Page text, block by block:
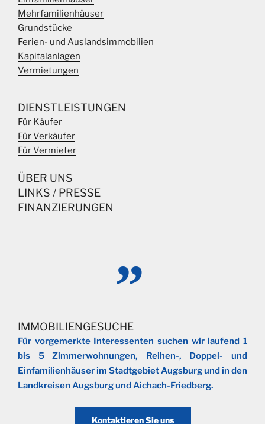
Mehrfamilienhäuser
Grundstücke
Ferien- und Auslandsimmobilien
Kapitalanlagen
Vermietungen
DIENSTLEISTUNGEN
Für Käufer
Für Verkäufer
Für Vermieter
ÜBER UNS
LINKS / PRESSE
FINANZIERUNGEN
IMMOBILIENGESUCHE
Für vorgemerkte Interessenten suchen wir laufend 1
bis 5 Zimmerwohnungen, Reihen-, Doppel- und
Einfamilienhäuser im Stadtgebiet Augsburg und in den
Landkreisen Augsburg und Aichach-Friedberg.
Kontaktieren Sie uns